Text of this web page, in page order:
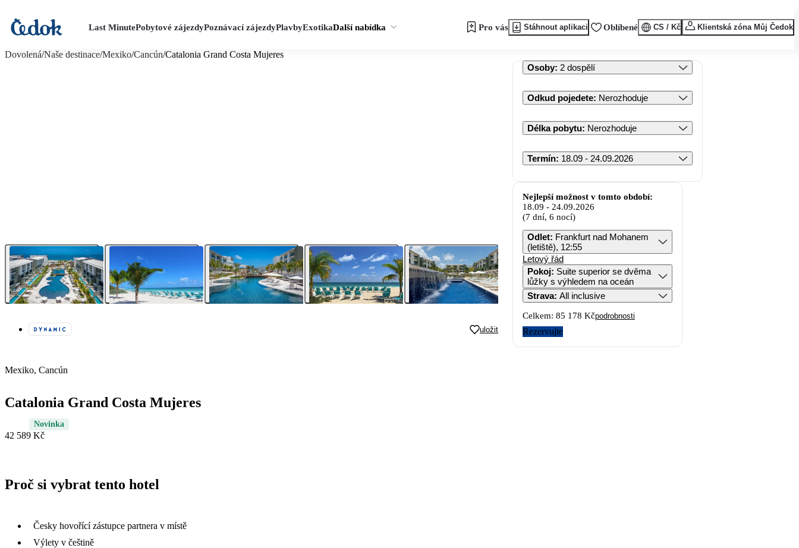
Last MinutePobytové zájezdyPoznávací zájezdyPlavbyExotikaDalší nabídka Pro vás Stáhnout aplikaci Oblíbené CS / Kč Klientská zóna Můj Čedok
Dovolená/Naše destinace/Mexiko/Cancún/Catalonia Grand Costa Mujeres
uložit
Mexiko, Cancún
Catalonia Grand Costa Mujeres
Novinka
42 589 Kč
Proč si vybrat tento hotel
Česky hovořící zástupce partnera v místě
Výlety v češtině
Osoby: 2 dospělí
Odkud pojedete: Nerozhoduje
Délka pobytu: Nerozhoduje
Termín: 18.09 - 24.09.2026
Nejlepší možnost v tomto období:
18.09 - 24.09.2026
(7 dní, 6 nocí)
Odlet: Frankfurt nad Mohanem
(letiště), 12:55
Letový řád
Pokoj: Suite superior se dvěma
lůžky s výhledem na oceán
Strava: All inclusive
Celkem: 85 178 Kčpodrobnosti
Rezervujte